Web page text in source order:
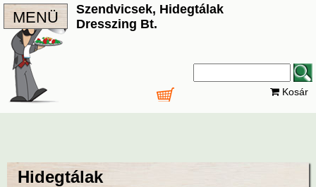
MENÜ
Szendvicsek, Hidegtálak
Dresszing Bt.
Kosár
Hidegtálak